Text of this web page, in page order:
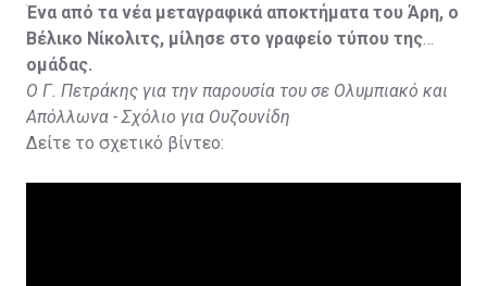
Ένα από τα νέα μεταγραφικά αποκτήματα του Άρη, ο
Βέλικο Νίκολιτς, μίλησε στο γραφείο τύπου της
ομάδας.
Ο Γ. Πετράκης για την παρουσία του σε Ολυμπιακό και
Απόλλωνα - Σχόλιο για Ουζουνίδη
Δείτε το σχετικό βίντεο: